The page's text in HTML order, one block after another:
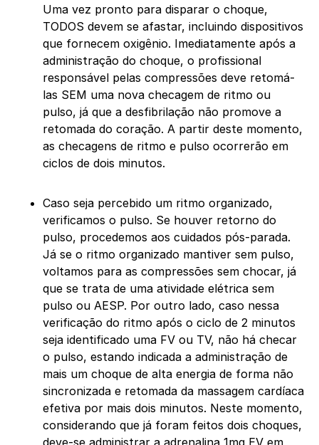
Uma vez pronto para disparar o choque,
TODOS devem se afastar, incluindo dispositivos
que fornecem oxigênio. Imediatamente após a
administração do choque, o profissional
responsável pelas compressões deve retomá-
las SEM uma nova checagem de ritmo ou
pulso, já que a desfibrilação não promove a
retomada do coração. A partir deste momento,
as checagens de ritmo e pulso ocorrerão em
ciclos de dois minutos.
Caso seja percebido um ritmo organizado,
verificamos o pulso. Se houver retorno do
pulso, procedemos aos cuidados pós-parada.
Já se o ritmo organizado mantiver sem pulso,
voltamos para as compressões sem chocar, já
que se trata de uma atividade elétrica sem
pulso ou AESP. Por outro lado, caso nessa
verificação do ritmo após o ciclo de 2 minutos
seja identificado uma FV ou TV, não há checar
o pulso, estando indicada a administração de
mais um choque de alta energia de forma não
sincronizada e retomada da massagem cardíaca
efetiva por mais dois minutos. Neste momento,
considerando que já foram feitos dois choques,
deve-se administrar a adrenalina 1mg EV em